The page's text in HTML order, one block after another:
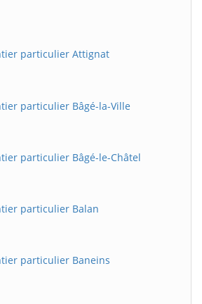
particulier Attignat
particulier Bâgé-la-Ville
particulier Bâgé-le-Châtel
particulier Balan
particulier Baneins